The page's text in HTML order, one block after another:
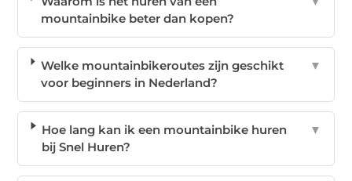
mountainbike beter dan kopen?
Welke mountainbikeroutes zijn geschikt
voor beginners in Nederland?
▼
Hoe lang kan ik een mountainbike huren
bij Snel Huren?
▼